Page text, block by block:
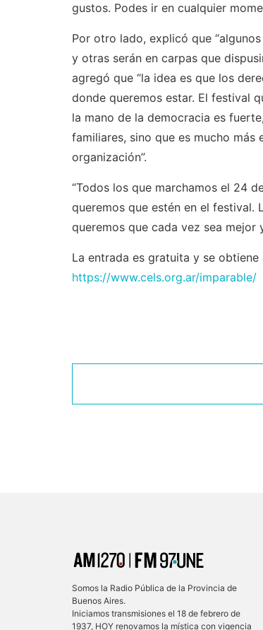
gustos. Podes ir en cualquier
Por otro lado, explicó que
y otras serán en carpas que
agregó que “la idea es que los
donde queremos estar. El festival
la mano de la democracia es
familiares, sino que es mucho más
organización”.
“Todos los que marchamos el 24
queremos que estén en el festival.
queremos que cada vez sea mejor
La entrada es gratuita y se
https://www.cels.org.ar/imparable/
Somos la Radio Pública de la Provincia de
Buenos Aires.
Iniciamos transmisiones el 18 de febrero de
1937, HOY renovamos la mística con vigencia